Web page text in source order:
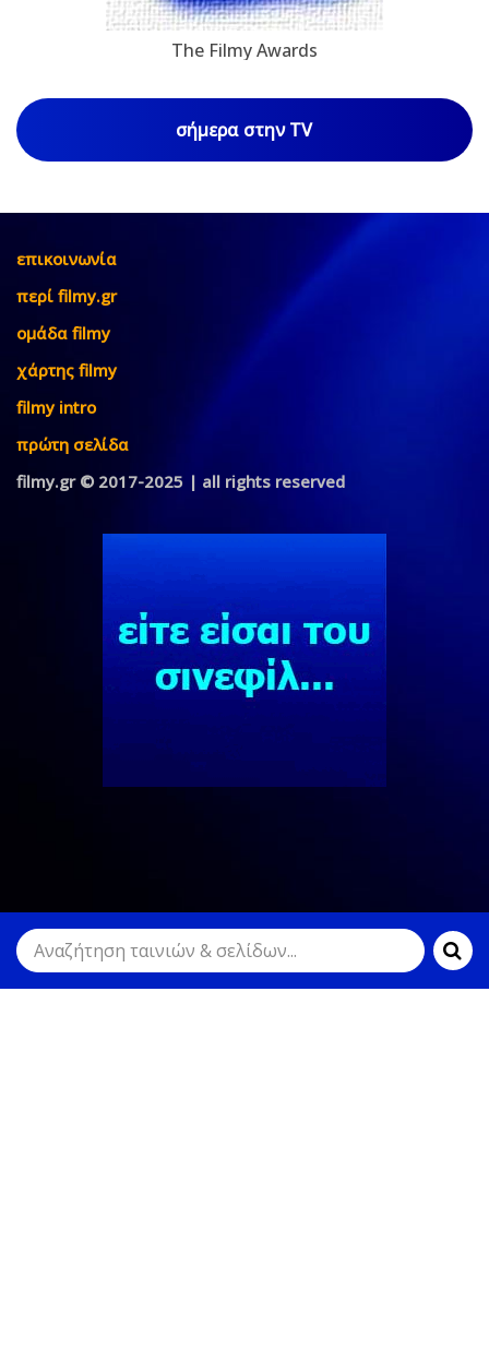
The Filmy Awards
σήμερα στην TV
επικοινωνία
περί filmy.gr
ομάδα filmy
χάρτης filmy
filmy intro
πρώτη σελίδα
filmy.gr © 2017-2025 | all rights reserved